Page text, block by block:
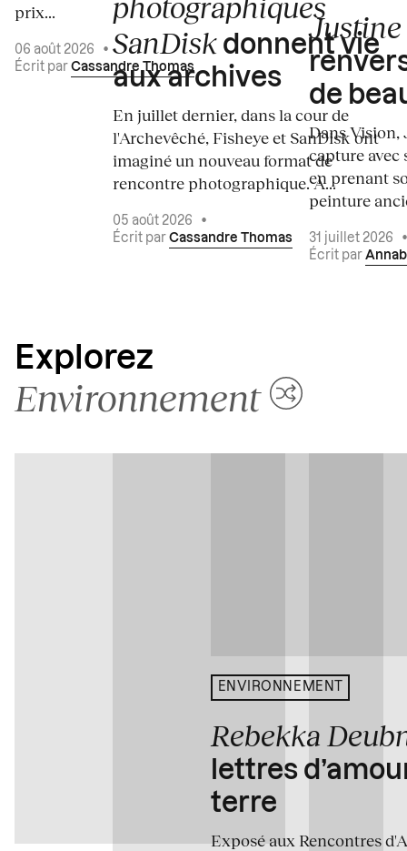
prix...
06 août 2026
•
Écrit par Cassandre Thomas
SanDisk donnent vie
aux archives
En juillet dernier, dans la cour de
l'Archevêché, Fisheye et SanDisk ont
imaginé un nouveau format de
rencontre photographique. À...
05 août 2026
•
Écrit par Cassandre Thomas
de
Dans
capture avec
en prenant
peinture
31 juillet 2026
Écrit par
Explorez
Environnement
ENVIRONNEMENT
Rebekka
lettres
terre
Exposé aux Rencontres